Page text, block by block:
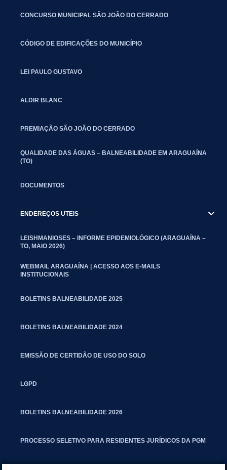
CONCURSO MUNICIPAL SÃO JOÃO DO CERRADO
CÓDIGO DE EDIFICAÇÕES DO MUNICÍPIO
LEI PAULO GUSTAVO
ALDIR BLANC
PREMIAÇÃO SÃO JOÃO DO CERRADO
QUALIDADE DAS ÁGUAS – BALNEABILIDADE EM ARAGUAÍNA
(TO)
DOCUMENTOS
ENDEREÇOS UTEIS
LEISHMANIOSES – INFORME EPIDEMIOLÓGICO (ARAGUAÍNA –
TO, MAIO 2026)
WEBMAIL ARAGUAÍNA | ACESSO AOS E-MAILS
INSTITUCIONAIS
BOLETINS BALNEABILIDADE 2025
BOLETINS BALNEABILIDADE 2024
EMISSÃO DE CERTIDÃO DE USO DO SOLO
LGPD
BOLETINS BALNEABILIDADE 2026
PROCESSO SELETIVO PARA RESIDENTES JURÍDICOS DA PGM